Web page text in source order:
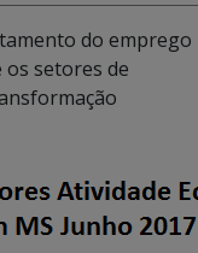
do emprego
setores de